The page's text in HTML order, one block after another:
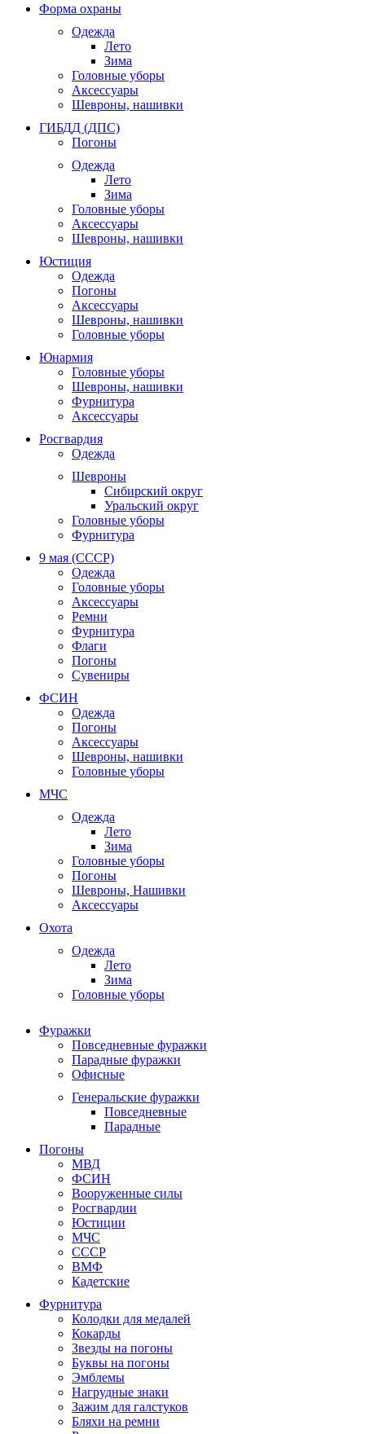
Форма охраны
Одежда
Лето
Зима
Головные уборы
Аксессуары
Шевроны, нашивки
ГИБДД (ДПС)
Погоны
Одежда
Лето
Зима
Головные уборы
Аксессуары
Шевроны, нашивки
Юстиция
Одежда
Погоны
Аксессуары
Шевроны, нашивки
Головные уборы
Юнармия
Головные уборы
Шевроны, нашивки
Фурнитура
Аксессуары
Росгвардия
Одежда
Шевроны
Сибирский округ
Уральский округ
Головные уборы
Фурнитура
9 мая (СССР)
Одежда
Головные уборы
Аксессуары
Ремни
Фурнитура
Флаги
Погоны
Сувениры
ФСИН
Одежда
Погоны
Аксессуары
Шевроны, нашивки
Головные уборы
МЧС
Одежда
Лето
Зима
Головные уборы
Погоны
Шевроны, Нашивки
Аксессуары
Охота
Одежда
Лето
Зима
Головные уборы
Фуражки
Повседневные фуражки
Парадные фуражки
Офисные
Генеральские фуражки
Повседневные
Парадные
Погоны
МВД
ФСИН
Вооруженные силы
Росгвардии
Юстиции
МЧС
СССР
ВМФ
Кадетские
Фурнитура
Колодки для медалей
Кокарды
Звезды на погоны
Буквы на погоны
Эмблемы
Нагрудные знаки
Зажим для галстуков
Бляхи на ремни